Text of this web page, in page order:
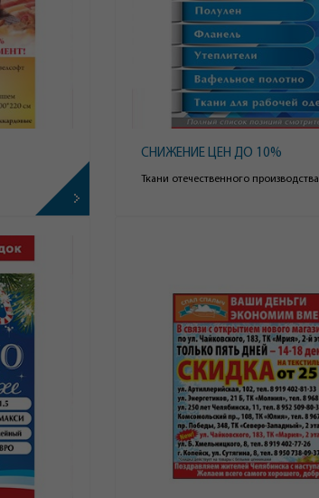
СНИЖЕНИЕ ЦЕН ДО 10%
Ткани отечественного производства